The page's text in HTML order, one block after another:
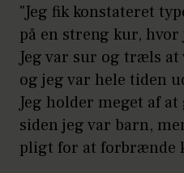
"Jeg fik konstateret
på en streng kur,
Jeg var sur og træls
og jeg var hele tiden
Jeg holder meget af
siden jeg var barn,
pligt for at forbrænde